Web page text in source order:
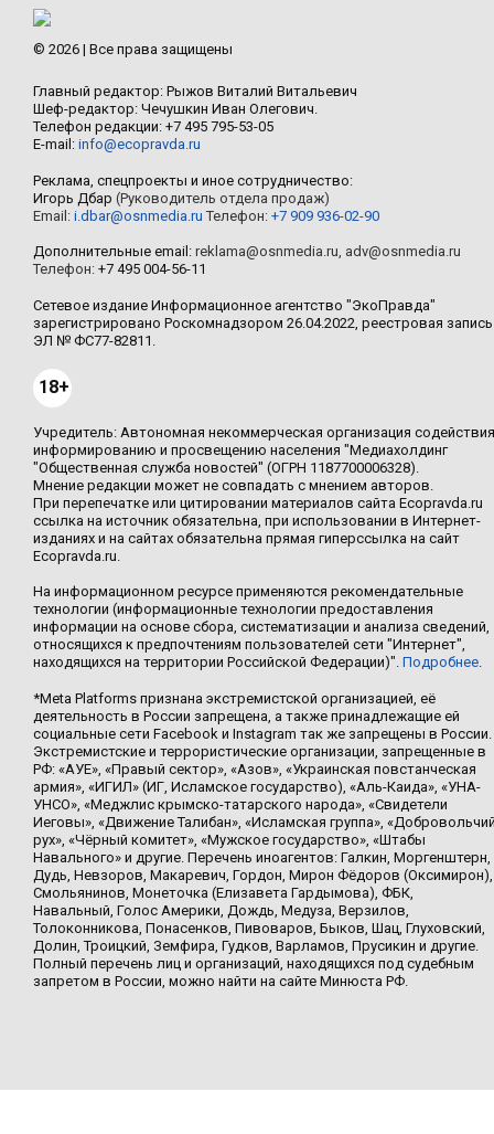
© 2026 | Все права защищены
Главный редактор: Рыжов Виталий Витальевич
Шеф-редактор: Чечушкин Иван Олегович.
Телефон редакции: +7 495 795-53-05
E-mail: info@ecopravda.ru
Реклама, спецпроекты и иное сотрудничество:
Игорь Дбар (Руководитель отдела продаж)
Email: i.dbar@osnmedia.ru Телефон: +7 909 936-02-90
Дополнительные email: reklama@osnmedia.ru adv@osnmedia.ru
Телефон: +7 495 004-56-11
Сетевое издание Информационное агентство "ЭкоПравда"
зарегистрировано Роскомнадзором 26.04.2022, реестровая запись
ЭЛ № ФС77-82811.
18+
Учредитель: Автономная некоммерческая организация содействия
информированию и просвещению населения "Медиахолдинг
"Общественная служба новостей" (ОГРН 1187700006328).
Мнение редакции может не совпадать с мнением авторов.
При перепечатке или цитировании материалов сайта Ecopravda.ru
ссылка на источник обязательна, при использовании в Интернет-
изданиях и на сайтах обязательна прямая гиперссылка на сайт
Ecopravda.ru.
На информационном ресурсе применяются рекомендательные
технологии (информационные технологии предоставления
информации на основе сбора, систематизации и анализа сведений,
относящихся к предпочтениям пользователей сети "Интернет",
находящихся на территории Российской Федерации)". Подробнее
*Meta Platforms признана экстремистской организацией, её
деятельность в России запрещена, а также принадлежащие ей
социальные сети Facebook и Instagram так же запрещены в России.
Экстремистские и террористические организации, запрещенные в
РФ: «АУЕ», «Правый сектор», «Азов», «Украинская повстанческая
армия», «ИГИЛ» (ИГ, Исламское государство), «Аль-Каида», «УНА-
УНСО», «Меджлис крымско-татарского народа», «Свидетели
Иеговы», «Движение Талибан», «Исламская группа»,
рух», «Чёрный комитет», «Мужское государство», «Штабы
Навального» и другие. Перечень иноагентов: Галкин, Моргенштерн,
Дудь, Невзоров, Макаревич, Гордон, Мирон Фёдоров (Оксимирон),
Смольянинов, Монеточка (Елизавета Гардымова), ФБК,
Навальный, Голос Америки, Дождь, Медуза, Верзилов,
Толоконникова, Понасенков, Пивоваров, Быков, Шац, Глуховский,
Долин, Троицкий, Земфира, Гудков, Варламов, Прусикин и другие.
Полный перечень лиц и организаций, находящихся под судебным
запретом в России, можно найти на сайте Минюста РФ.